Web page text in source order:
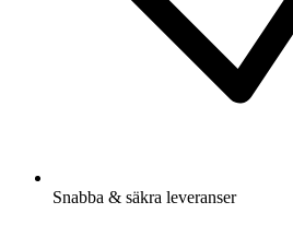
Snabba & säkra leveranser